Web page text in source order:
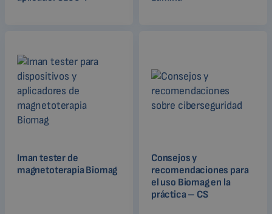
Iman tester de
magnetoterapia Biomag
Consejos y
recomendaciones para
el uso Biomag en la
práctica – CS